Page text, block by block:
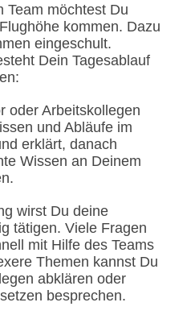
Team möchtest Du
kommen. Dazu
eingeschult.
Dein Tagesablauf
oder Arbeitskollegen
und Abläufe im
erklärt, danach
Wissen an Deinem
wirst Du deine
tätigen. Viele Fragen
mit Hilfe des Teams
Themen kannst Du
abklären oder
besprechen.